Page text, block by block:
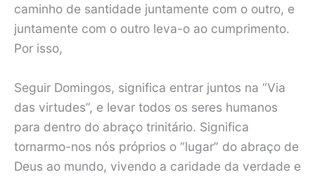
caminho de santidade juntamente com o outro, e
juntamente com o outro leva-o ao cumprimento.
Por isso,
Seguir Domingos, significa entrar juntos na “Via
das virtudes”, e levar todos os seres humanos
para dentro do abraço trinitário. Significa
tornarmo-nos nós próprios o “lugar” do abraço de
Deus ao mundo, vivendo a caridade da verdade e